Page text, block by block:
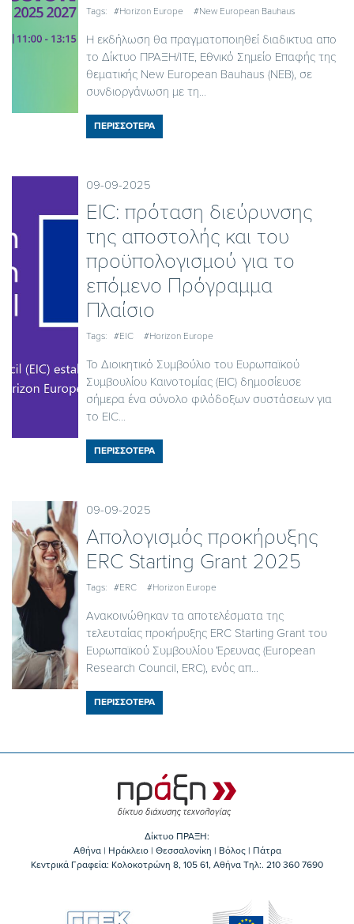
Tags: #Horizon Europe #New European Bauhaus
Η εκδήλωση θα πραγματοποιηθεί διαδικτυα απο
το Δίκτυο ΠΡΑΞΗ/ΙΤΕ, Εθνικό Σημείο Επαφής της
θεματικής New European Bauhaus (NEB), σε
συνδιοργάνωση με τη...
ΠΕΡΙΣΣΟΤΕΡΑ
09-09-2025
EIC: πρόταση διεύρυνσης
της αποστολής και του
προϋπολογισμού για το
επόμενο Πρόγραμμα
Πλαίσιο
Tags: #EIC #Horizon Europe
Το Διοικητικό Συμβούλιο του Ευρωπαϊκού
Συμβουλίου Καινοτομίας (EIC) δημοσίευσε
σήμερα ένα σύνολο φιλόδοξων συστάσεων για
το EIC...
ΠΕΡΙΣΣΟΤΕΡΑ
09-09-2025
Απολογισμός προκήρυξης
ERC Starting Grant 2025
Tags: #ERC #Horizon Europe
Ανακοινώθηκαν τα αποτελέσματα της
τελευταίας προκήρυξης ERC Starting Grant του
Ευρωπαϊκού Συμβουλίου Έρευνας (European
Research Council, ERC), ενός απ...
ΠΕΡΙΣΣΟΤΕΡΑ
Δίκτυο ΠΡΑΞΗ:
Αθήνα | Ηράκλειο | Θεσσαλονίκη | Βόλος | Πάτρα
Κεντρικά Γραφεία: Kολοκοτρώνη 8, 105 61, Αθήνα Τηλ:. 210 360 7690